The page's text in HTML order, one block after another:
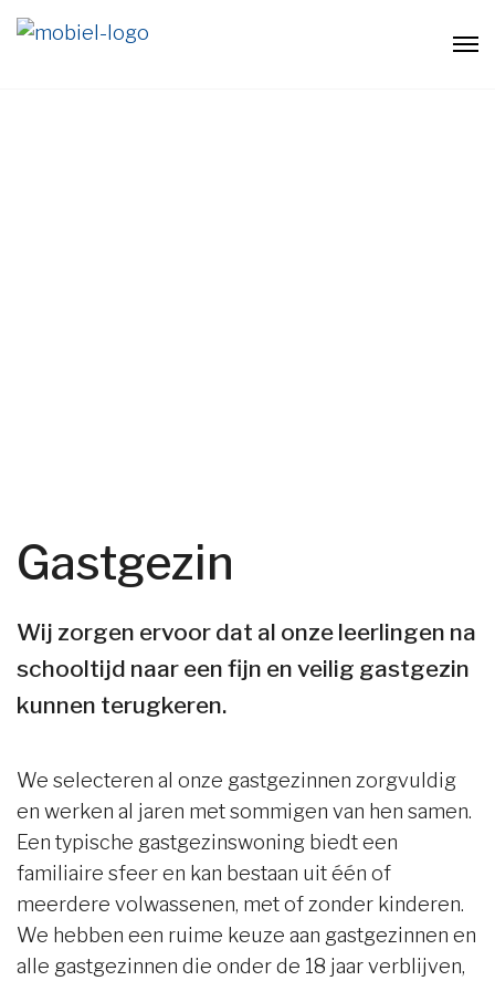
Gastgezin
Wij zorgen ervoor dat al onze leerlingen na
schooltijd naar een fijn en veilig gastgezin
kunnen terugkeren.
We selecteren al onze gastgezinnen zorgvuldig
en werken al jaren met sommigen van hen samen.
Een typische gastgezinswoning biedt een
familiaire sfeer en kan bestaan uit één of
meerdere volwassenen, met of zonder kinderen.
We hebben een ruime keuze aan gastgezinnen en
alle gastgezinnen die onder de 18 jaar verblijven,